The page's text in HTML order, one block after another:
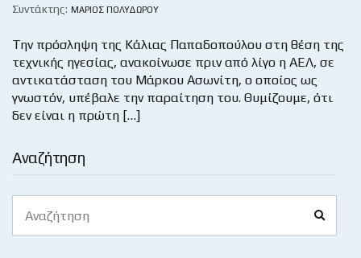
Αναζήτηση
for:
Συντάκτης: ΜΆΡΙΟΣ ΠΟΛΥΔΏΡΟΥ
Την πρόσληψη της Κάλιας Παπαδοπούλου στη θέση της
τεχνικής ηγεσίας, ανακοίνωσε πριν από λίγο η ΑΕΛ, σε
αντικατάσταση του Μάρκου Ασωνίτη, ο οποίος ως
γνωστόν, υπέβαλε την παραίτηση του. Θυμίζουμε, ότι
δεν είναι η πρώτη […]